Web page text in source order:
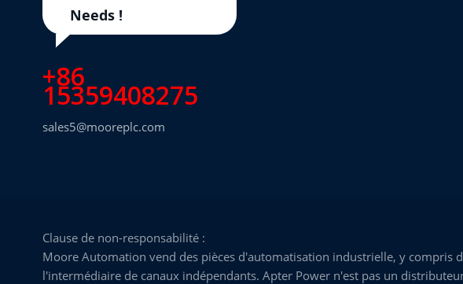
Needs !
+86
15359408275
sales5@mooreplc.com
Clause de non-responsabilité :
Moore Automation vend des pièces d'automatisation industrielle, y compris
l'intermédiaire de canaux indépendants. Apter Power n'est pas un